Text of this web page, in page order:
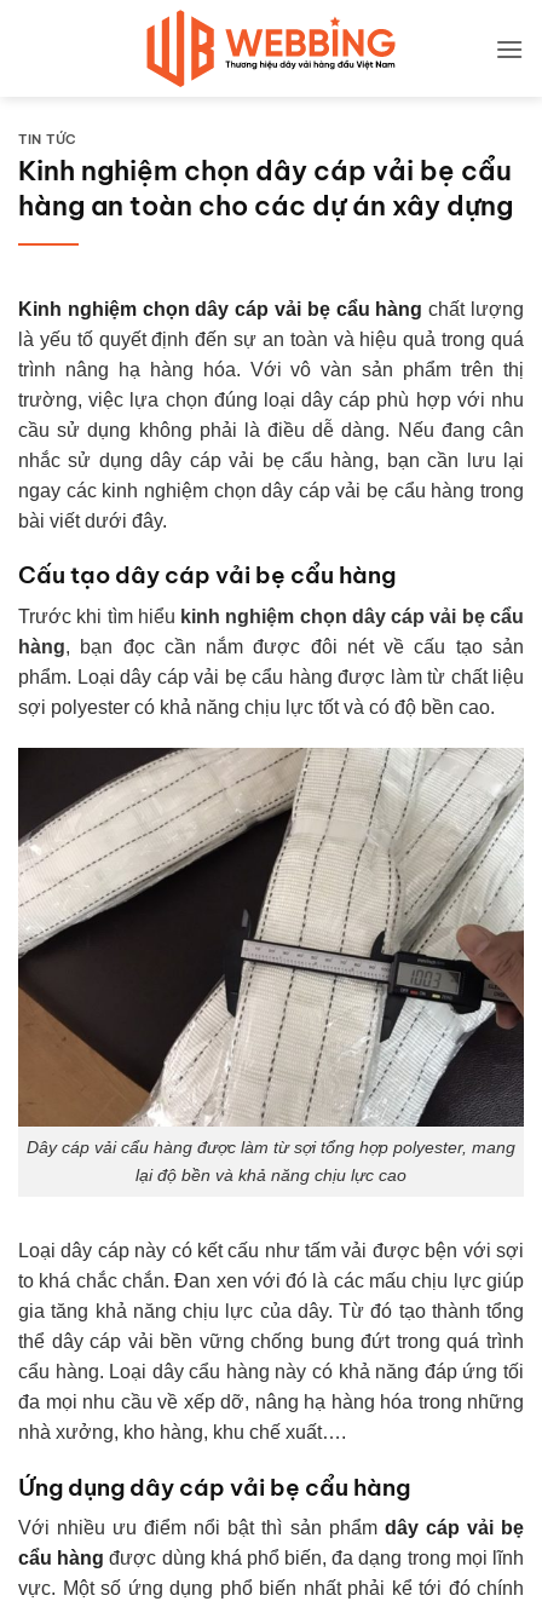
TIN TỨC
Kinh nghiệm chọn dây cáp vải bẹ cẩu
hàng an toàn cho các dự án xây dựng
Kinh nghiệm chọn dây cáp vải bẹ cẩu hàng chất lượng
là yếu tố quyết định đến sự an toàn và hiệu quả trong quá
trình nâng hạ hàng hóa. Với vô vàn sản phẩm trên thị
trường, việc lựa chọn đúng loại dây cáp phù hợp với nhu
cầu sử dụng không phải là điều dễ dàng. Nếu đang cân
nhắc sử dụng dây cáp vải bẹ cẩu hàng, bạn cần lưu lại
ngay các kinh nghiệm chọn dây cáp vải bẹ cẩu hàng trong
bài viết dưới đây.
Cấu tạo dây cáp vải bẹ cẩu hàng
Trước khi tìm hiểu kinh nghiệm chọn dây cáp vải bẹ cẩu
hàng, bạn đọc cần nắm được đôi nét về cấu tạo sản
phẩm. Loại dây cáp vải bẹ cẩu hàng được làm từ chất liệu
sợi polyester có khả năng chịu lực tốt và có độ bền cao.
Dây cáp vải cẩu hàng được làm từ sợi tổng hợp polyester, mang
lại độ bền và khả năng chịu lực cao
Loại dây cáp này có kết cấu như tấm vải được bện với sợi
to khá chắc chắn. Đan xen với đó là các mấu chịu lực giúp
gia tăng khả năng chịu lực của dây. Từ đó tạo thành tổng
thể dây cáp vải bền vững chống bung đứt trong quá trình
cẩu hàng. Loại dây cẩu hàng này có khả năng đáp ứng tối
đa mọi nhu cầu về xếp dỡ, nâng hạ hàng hóa trong những
nhà xưởng, kho hàng, khu chế xuất….
Ứng dụng dây cáp vải bẹ cẩu hàng
Với nhiều ưu điểm nổi bật thì sản phẩm dây cáp vải bẹ
cẩu hàng được dùng khá phổ biến, đa dạng trong mọi lĩnh
vực. Một số ứng dụng phổ biến nhất phải kể tới đó chính